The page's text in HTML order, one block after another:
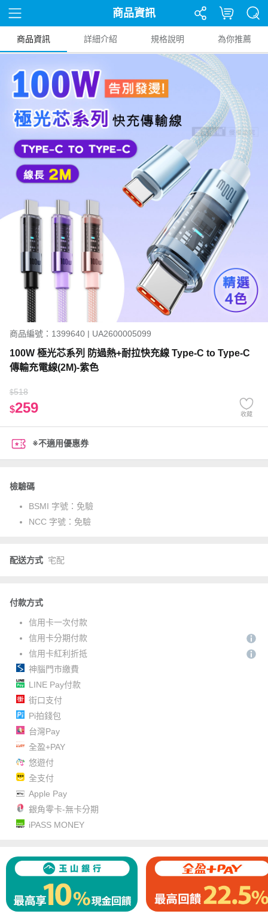
商品資訊
商品資訊 詳細介紹 規格說明 為你推薦
商品編號：1399640 | UA2600005099
100W 極光芯系列 防過熱+耐拉快充線 Type-C to Type-C
傳輸充電線(2M)-紫色
$518
$259 收藏
※不適用優惠券
檢驗碼
BSMI 字號： 免驗
NCC 字號： 免驗
配送方式 宅配
付款方式
信用卡一次付款
信用卡分期付款
信用卡紅利折抵
神腦門市繳費
LINE Pay付款
街口支付
Pi拍錢包
台灣Pay
全盈+PAY
悠遊付
全支付
Apple Pay
銀角零卡-無卡分期
iPASS MONEY